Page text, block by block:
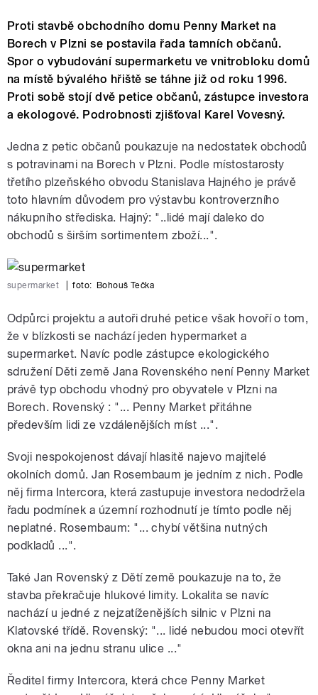
Proti stavbě obchodního domu Penny Market na
Borech v Plzni se postavila řada tamních občanů.
Spor o vybudování supermarketu ve vnitrobloku domů
na místě bývalého hřiště se táhne již od roku 1996.
Proti sobě stojí dvě petice občanů, zástupce investora
a ekologové. Podrobnosti zjišťoval Karel Vovesný.
Jedna z petic občanů poukazuje na nedostatek obchodů
s potravinami na Borech v Plzni. Podle místostarosty
třetího plzeňského obvodu Stanislava Hajného je právě
toto hlavním důvodem pro výstavbu kontroverzního
nákupního střediska. Hajný: "..lidé mají daleko do
obchodů s širším sortimentem zboží...".
supermarket foto: Bohouš Tečka
Odpůrci projektu a autoři druhé petice však hovoří o tom,
že v blízkosti se nachází jeden hypermarket a
supermarket. Navíc podle zástupce ekologického
sdružení Děti země Jana Rovenského není Penny Market
právě typ obchodu vhodný pro obyvatele v Plzni na
Borech. Rovenský : "... Penny Market přitáhne
především lidi ze vzdálenějších míst ...".
Svoji nespokojenost dávají hlasitě najevo majitelé
okolních domů. Jan Rosembaum je jedním z nich. Podle
něj firma Intercora, která zastupuje investora nedodržela
řadu podmínek a územní rozhodnutí je tímto podle něj
neplatné. Rosembaum: "... chybí většina nutných
podkladů ...".
Také Jan Rovenský z Dětí země poukazuje na to, že
stavba překračuje hlukové limity. Lokalita se navíc
nachází u jedné z nejzatíženějších silnic v Plzni na
Klatovské třídě. Rovenský: "... lidé nebudou moci otevřít
okna ani na jednu stranu ulice ..."
Ředitel firmy Intercora, která chce Penny Market